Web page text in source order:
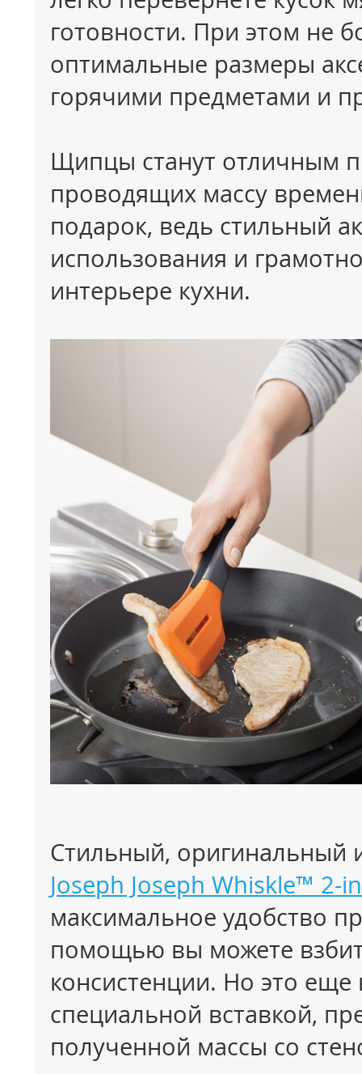
готовности. При этом не
оптимальные размеры
горячими предметами и
Щипцы станут отличным
проводящих массу
подарок, ведь стильный
использования и
интерьере кухни.
Стильный, оригинальный
Joseph Joseph Whiskle™ 2-
максимальное удобство
помощью вы можете
консистенции. Но это
специальной вставкой,
полученной массы со